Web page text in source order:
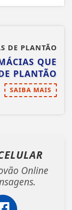
DE PLANTÃO
QUE
PLANTÃO
SAIBA MAIS
Online